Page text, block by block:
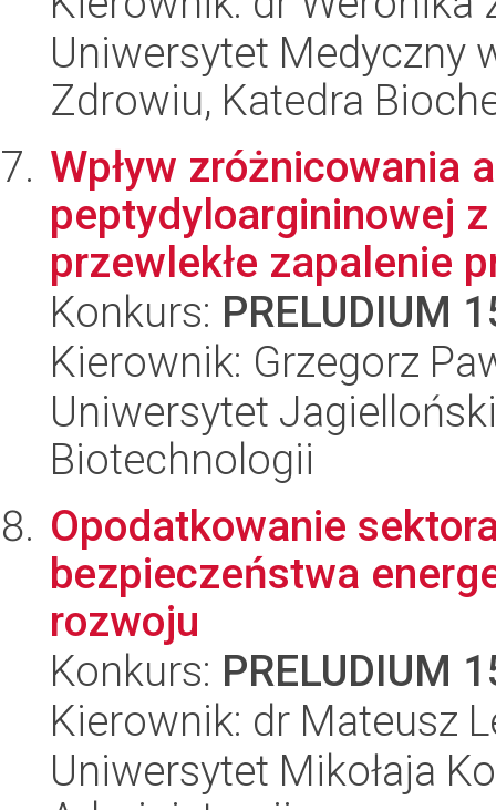
Uniwersytet Medyczny
Zdrowiu, Katedra
Wpływ zróżnicowania
peptydyloargininowej
przewlekłe zapalenie
Konkurs: PRELUDIUM
Kierownik: Grzegorz
Uniwersytet
Biotechnologii
Opodatkowanie
bezpieczeństwa
rozwoju
Konkurs: PRELUDIUM
Kierownik: dr Mateusz
Uniwersytet Mikołaja